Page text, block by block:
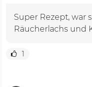
Super Rezept, war
Räucherlachs und
1